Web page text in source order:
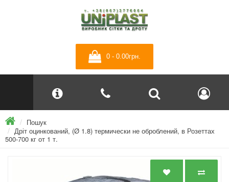
0 - 0.00грн.
Пошук
Дріт оцинкований, (Ø 1.8) термически не оброблений, в Розеттах
500-700 кг от 1 т.